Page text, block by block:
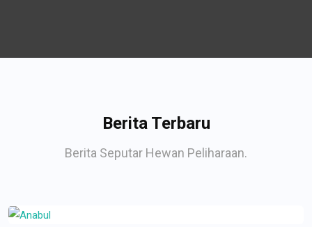
Berita Terbaru
Berita Seputar Hewan Peliharaan.